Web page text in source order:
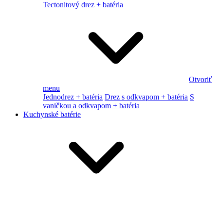
Tectonitový drez + batéria
Otvoriť
menu
Jednodrez + batéria Drez s odkvapom + batéria S
vaničkou a odkvapom + batéria
Kuchynské batérie